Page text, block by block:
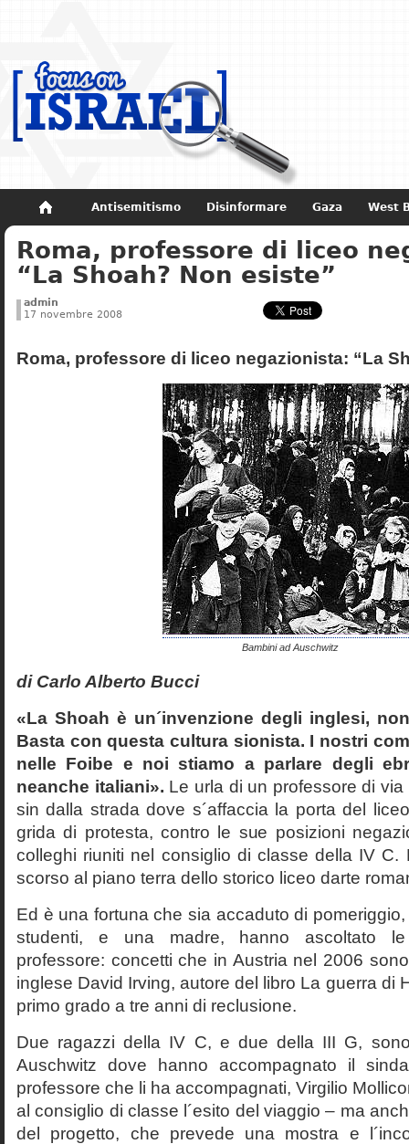
Antisemitismo Disinformare Gaza West
Non dimenticare Storia di Israele
Roma, professore di liceo
“La Shoah? Non esiste”
admin
17 novembre 2008
Roma, professore di liceo negazionista: “La
Bambini ad Auschwitz
di Carlo Alberto Bucci
«La Shoah è un´invenzione degli inglesi,
Basta con questa cultura sionista. I nostri
nelle Foibe e noi stiamo a parlare degli
neanche italiani». Le urla di un professore di
sin dalla strada dove s´affaccia la porta del
grida di protesta, contro le sue posizioni
colleghi riuniti nel consiglio di classe della IV C.
scorso al piano terra dello storico liceo darte
Ed è una fortuna che sia accaduto di
studenti, e una madre, hanno ascoltato le
professore: concetti che in Austria nel 2006
inglese David Irving, autore del libro La guerra di
primo grado a tre anni di reclusione.
Due ragazzi della IV C, e due della III G,
Auschwitz dove hanno accompagnato il
professore che li ha accompagnati, Virgilio
al consiglio di classe l´esito del viaggio – ma
del progetto, che prevede una mostra e